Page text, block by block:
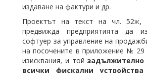
издаване на фактури и др.
Проектът на текст на чл.
предвижда предприятията да
софтуер за управление на
на посочените в приложение № 29
изисквания, и тойзадължително
всички фискални устройства